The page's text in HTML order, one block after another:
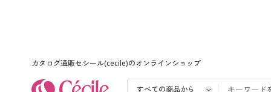
カタログ通販セシール(cecile)のオンラインショップ